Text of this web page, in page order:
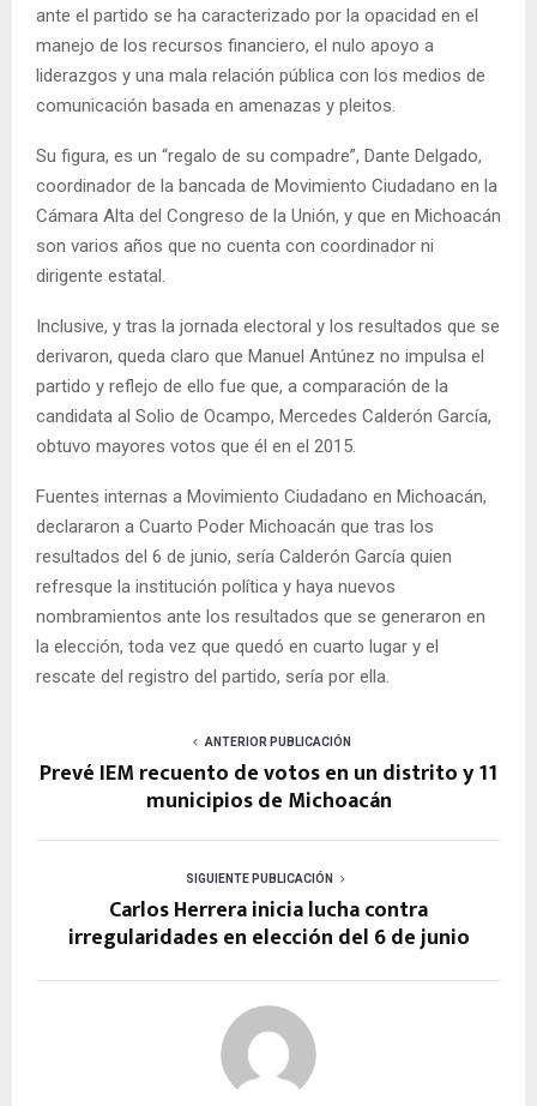
ante el partido se ha caracterizado por la opacidad en el
manejo de los recursos financiero, el nulo apoyo a
liderazgos y una mala relación pública con los medios de
comunicación basada en amenazas y pleitos.
Su figura, es un “regalo de su compadre”, Dante Delgado,
coordinador de la bancada de Movimiento Ciudadano en la
Cámara Alta del Congreso de la Unión, y que en Michoacán
son varios años que no cuenta con coordinador ni
dirigente estatal.
Inclusive, y tras la jornada electoral y los resultados que se
derivaron, queda claro que Manuel Antúnez no impulsa el
partido y reflejo de ello fue que, a comparación de la
candidata al Solio de Ocampo, Mercedes Calderón García,
obtuvo mayores votos que él en el 2015.
Fuentes internas a Movimiento Ciudadano en Michoacán,
declararon a Cuarto Poder Michoacán que tras los
resultados del 6 de junio, sería Calderón García quien
refresque la institución política y haya nuevos
nombramientos ante los resultados que se generaron en
la elección, toda vez que quedó en cuarto lugar y el
rescate del registro del partido, sería por ella.
ANTERIOR PUBLICACIÓN
Prevé IEM recuento de votos en un distrito y 11
municipios de Michoacán
SIGUIENTE PUBLICACIÓN
Carlos Herrera inicia lucha contra
irregularidades en elección del 6 de junio